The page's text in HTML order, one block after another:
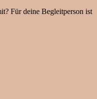
Für deine Begleitperson ist